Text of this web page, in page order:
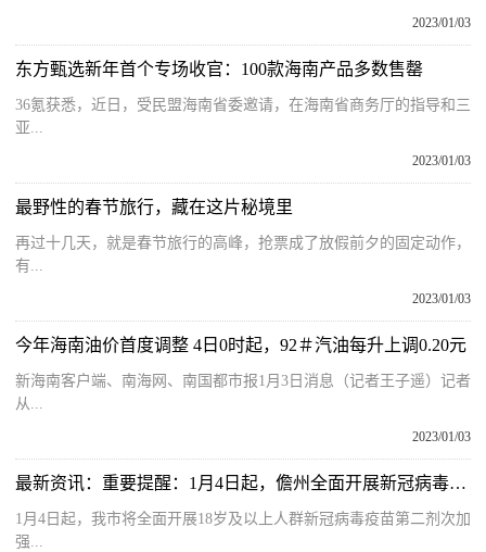
2023/01/03
东方甄选新年首个专场收官：100款海南产品多数售罄
36氪获悉，近日，受民盟海南省委邀请，在海南省商务厅的指导和三
亚...
2023/01/03
最野性的春节旅行，藏在这片秘境里
再过十几天，就是春节旅行的高峰，抢票成了放假前夕的固定动作，
有...
2023/01/03
今年海南油价首度调整 4日0时起，92＃汽油每升上调0.20元
新海南客户端、南海网、南国都市报1月3日消息（记者王子遥）记者
从...
2023/01/03
最新资讯：重要提醒：1月4日起，儋州全面开展新冠病毒疫苗“第四针”接种
1月4日起，我市将全面开展18岁及以上人群新冠病毒疫苗第二剂次加
强...